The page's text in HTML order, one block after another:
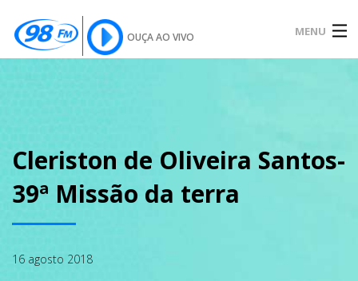
OUÇA AO VIVO MENU
SOBRE
PODCAST
Cleriston de Oliveira Santos-
39ª Missão da terra
16 agosto 2018